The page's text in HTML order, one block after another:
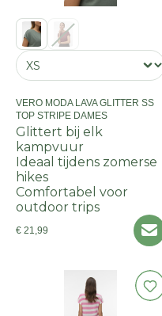
VERO MODA LAVA GLITTER SS
TOP STRIPE DAMES
Glittert bij elk
kampvuur
Ideaal tijdens zomerse
hikes
Comfortabel voor
outdoor trips
€ 21,99